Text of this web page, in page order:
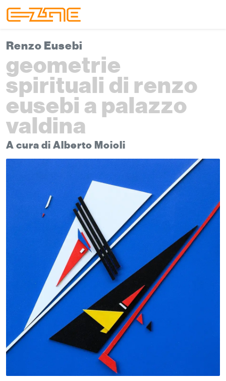
Renzo Eusebi
geometrie
spirituali di renzo
eusebi a palazzo
valdina
A cura di Alberto Moioli